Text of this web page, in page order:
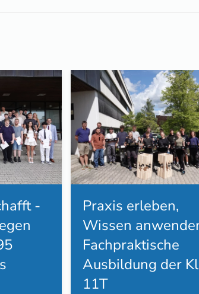
-
Praxis erleben,
Wissen
Fachpraktische
Ausbildung der
11T